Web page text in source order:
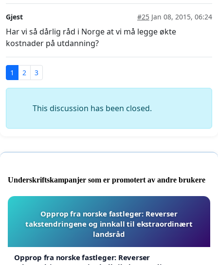
Gjest #25 Jan 08, 2015, 06:24
Har vi så dårlig råd i Norge at vi må legge økte
kostnader på utdanning?
1 2 3
This discussion has been closed.
Underskriftskampanjer som er promotert av andre brukere
Opprop fra norske fastleger: Reverser
takstendringene og innkall til ekstraordinært
landsråd
Opprop fra norske fastleger: Reverser